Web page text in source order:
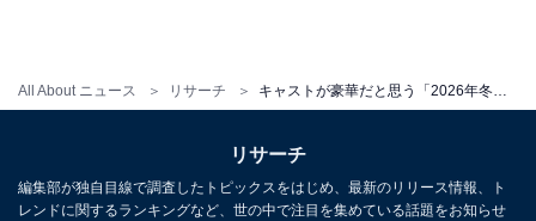
All About ニュース リサーチ
を執筆。編集プロダクション「ゆるま」を立ち上げる。
次ページ
4位までの全ランキング結果を見
る
リサーチ
編集部が独自目線で調査したトピックスをはじめ、最新のリリース情報、ト
レンドに関するランキングなど、世の中で注目を集めている話題をお知らせ